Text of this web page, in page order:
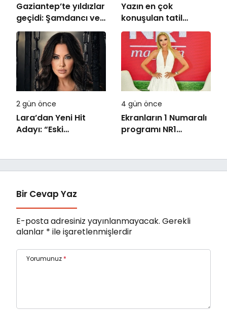
Gaziantep’te yıldızlar
geçidi: Şamdancı ve
By Mustafa açılışı ile
Green Park’ta
görkemli gala
Yazın en çok
konuşulan tatil
kareleri bu sezon
Ethno Belek’ten geldi
2 gün önce
Lara’dan Yeni Hit
Adayı: “Eski
4 gün önce
Ekranların 1 Numaralı
programı NR1
Bir Cevap Yaz
E-posta adresiniz yayınlanmayacak. Gerekli
alanlar * ile işaretlenmişlerdir
Yorumunuz *